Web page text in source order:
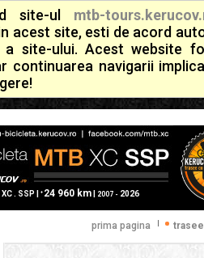
site-ul mtb-
acest site, esti de acord
site-ului. Acest website
continuarea navigarii
. SSP | + 24 960 km| 2007 - 2026
prima pagina